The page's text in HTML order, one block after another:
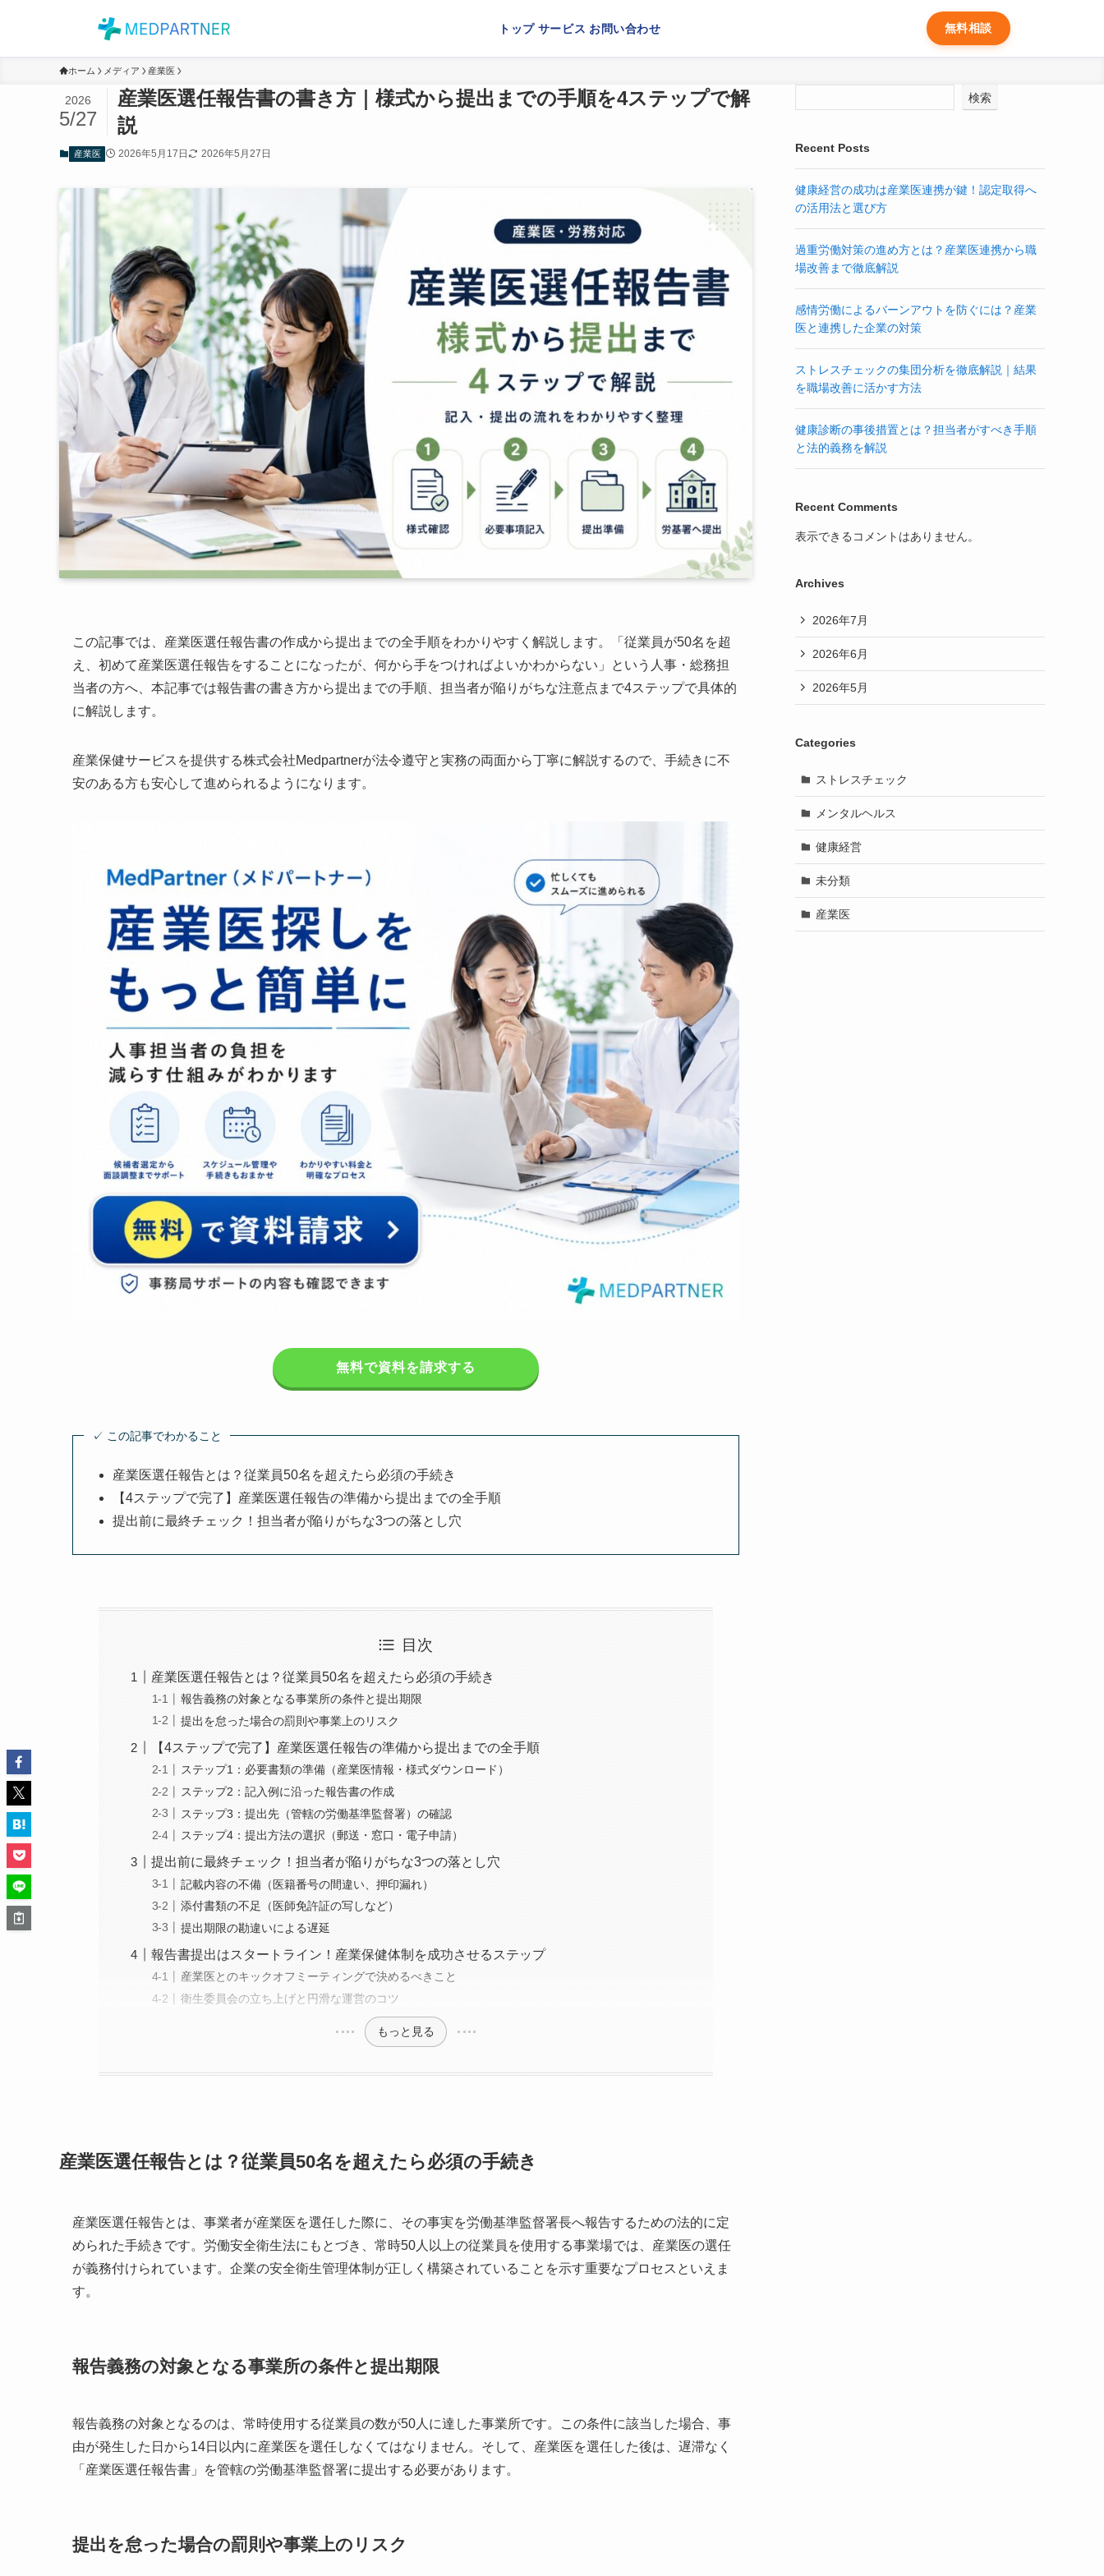
トップ サービス お問い合わせ 無料相談
ホーム メディア 産業医
産業医選任報告書の書き方｜様式から提出までの手順を4ステップで解
説
2026
5/27
産業医 2026年5月17日 2026年5月27日
この記事では、産業医選任報告書の作成から提出までの全手順をわかりやすく解説します。「従業員が50名を超
え、初めて産業医選任報告をすることになったが、何から手をつければよいかわからない」という人事・総務担
当者の方へ、本記事では報告書の書き方から提出までの手順、担当者が陥りがちな注意点まで4ステップで具体的
に解説します。
産業保健サービスを提供する株式会社Medpartnerが法令遵守と実務の両面から丁寧に解説するので、手続きに不
安のある方も安心して進められるようになります。
無料で資料を請求する
✓ この記事でわかること
産業医選任報告とは？従業員50名を超えたら必須の手続き
【4ステップで完了】産業医選任報告の準備から提出までの全手順
提出前に最終チェック！担当者が陥りがちな3つの落とし穴
目次
産業医選任報告とは？従業員50名を超えたら必須の手続き
報告義務の対象となる事業所の条件と提出期限
提出を怠った場合の罰則や事業上のリスク
【4ステップで完了】産業医選任報告の準備から提出までの全手順
ステップ1：必要書類の準備（産業医情報・様式ダウンロード）
ステップ2：記入例に沿った報告書の作成
ステップ3：提出先（管轄の労働基準監督署）の確認
ステップ4：提出方法の選択（郵送・窓口・電子申請）
提出前に最終チェック！担当者が陥りがちな3つの落とし穴
記載内容の不備（医籍番号の間違い、押印漏れ）
添付書類の不足（医師免許証の写しなど）
提出期限の勘違いによる遅延
報告書提出はスタートライン！産業保健体制を成功させるステップ
産業医とのキックオフミーティングで決めるべきこと
衛生委員会の立ち上げと円滑な運営のコツ
もっと見る
産業医選任報告とは？従業員50名を超えたら必須の手続き
産業医選任報告とは、事業者が産業医を選任した際に、その事実を労働基準監督署長へ報告するための法的に定
められた手続きです。労働安全衛生法にもとづき、常時50人以上の従業員を使用する事業場では、産業医の選任
が義務付けられています。企業の安全衛生管理体制が正しく構築されていることを示す重要なプロセスといえま
す。
報告義務の対象となる事業所の条件と提出期限
報告義務の対象となるのは、常時使用する従業員の数が50人に達した事業所です。この条件に該当した場合、事
由が発生した日から14日以内に産業医を選任しなくてはなりません。そして、産業医を選任した後は、遅滞なく
「産業医選任報告書」を管轄の労働基準監督署に提出する必要があります。
提出を怠った場合の罰則や事業上のリスク
検索
Recent Posts
健康経営の成功は産業医連携が鍵！認定取得へ
の活用法と選び方
過重労働対策の進め方とは？産業医連携から職
場改善まで徹底解説
感情労働によるバーンアウトを防ぐには？産業
医と連携した企業の対策
ストレスチェックの集団分析を徹底解説｜結果
を職場改善に活かす方法
健康診断の事後措置とは？担当者がすべき手順
と法的義務を解説
Recent Comments
表示できるコメントはありません。
Archives
2026年7月
2026年6月
2026年5月
Categories
ストレスチェック
メンタルヘルス
健康経営
未分類
産業医